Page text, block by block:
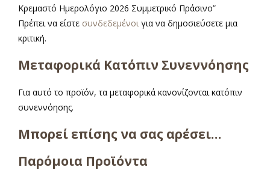
Κρεμαστό Ημερολόγιο 2026 Συμμετρικό Πράσινο”
Πρέπει να είστε συνδεδεμένοιγια να δημοσιεύσετε μια
κριτική.
Μεταφορικά Κατόπιν Συνεννόησης
Για αυτό το προϊόν, τα μεταφορικά κανονίζονται κατόπιν
συνεννόησης.
Μπορεί επίσης να σας αρέσει…
Παρόμοια Προϊόντα